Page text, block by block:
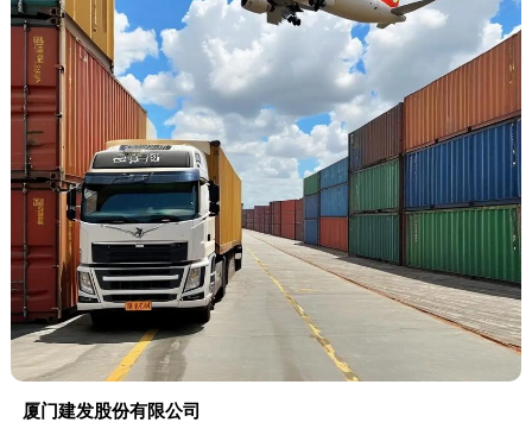
厦门建发股份有限公司